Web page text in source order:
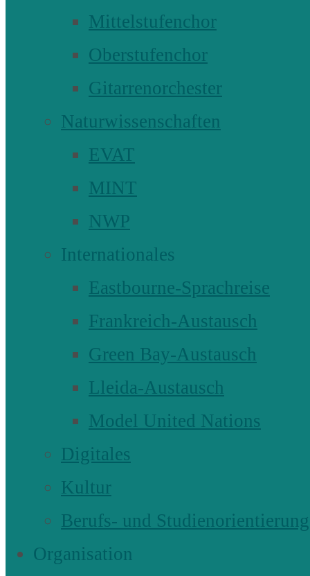
Mittelstufenchor
Oberstufenchor
Gitarrenorchester
Naturwissenschaften
EVAT
MINT
NWP
Internationales
Eastbourne-Sprachreise
Frankreich-Austausch
Green Bay-Austausch
Lleida-Austausch
Model United Nations
Digitales
Kultur
Berufs- und Studienorientierung
Organisation